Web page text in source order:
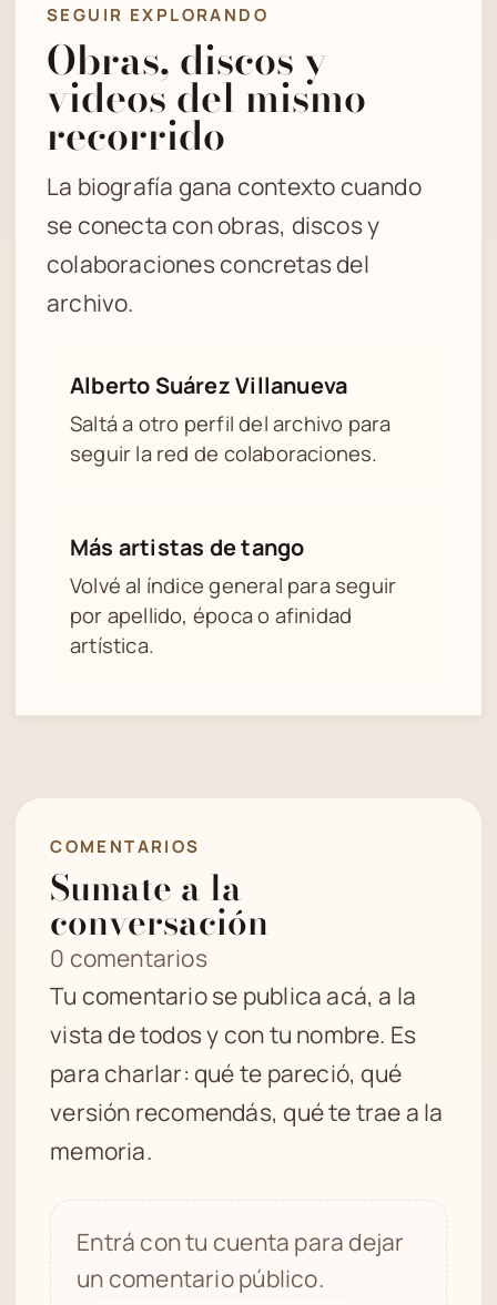
SEGUIR EXPLORANDO
Obras, discos y
videos del mismo
recorrido
La biografía gana contexto cuando
se conecta con obras, discos y
colaboraciones concretas del
archivo.
Alberto Suárez Villanueva
Saltá a otro perfil del archivo para
seguir la red de colaboraciones.
Más artistas de tango
Volvé al índice general para seguir
por apellido, época o afinidad
artística.
COMENTARIOS
Sumate a la
conversación
0 comentarios
Tu comentario se publica acá, a la
vista de todos y con tu nombre. Es
para charlar: qué te pareció, qué
versión recomendás, qué te trae a la
memoria.
Entrá con tu cuenta para dejar
un comentario público.